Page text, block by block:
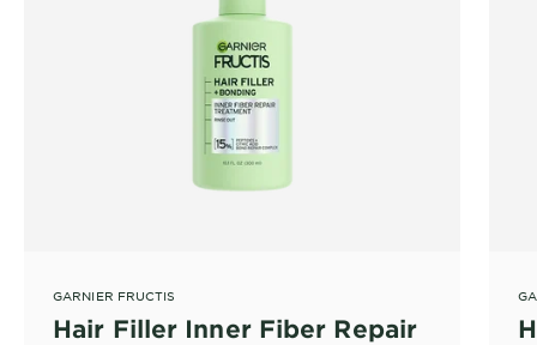
GARNIER FRUCTIS
Hair Filler Inner Fiber Repair